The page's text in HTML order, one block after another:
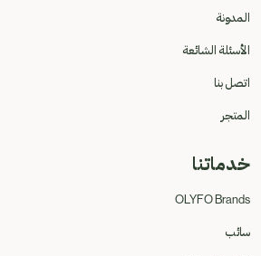
المدونة
الأسئلة الشائعة
اتصل بنا
المتجر
خدماتنا
OLYFO Brands
سائب